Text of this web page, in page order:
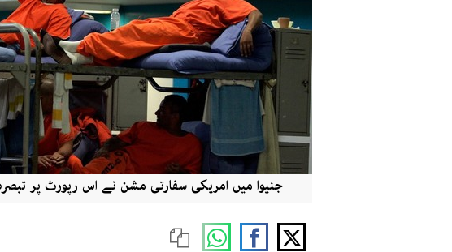
جنیوا میں امریکی سفارتی مشن نے اس رپورٹ پر